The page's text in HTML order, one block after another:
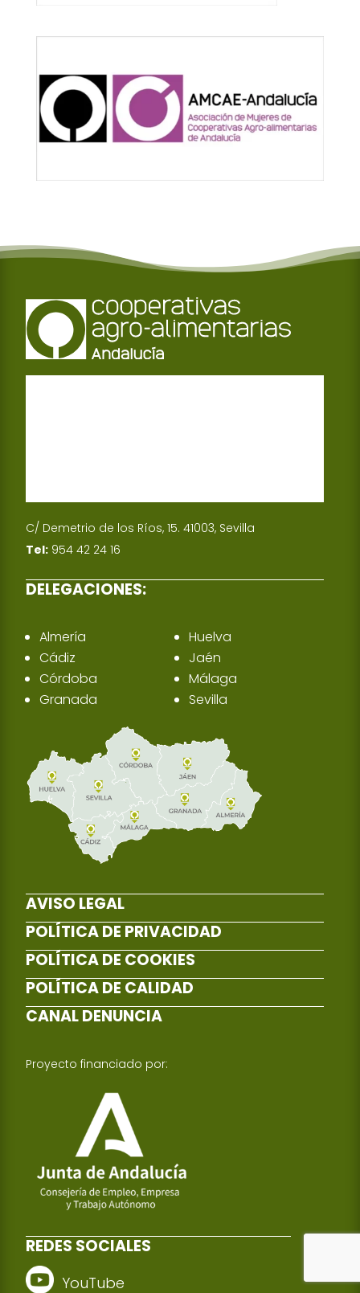
C/ Demetrio de los Ríos, 15. 41003, Sevilla
Tel: 954 42 24 16
DELEGACIONES:
Almería
Cádiz
Córdoba
Granada
Huelva
Jaén
Málaga
Sevilla
AVISO LEGAL
POLÍTICA DE PRIVACIDAD
POLÍTICA DE COOKIES
POLÍTICA DE CALIDAD
CANAL DENUNCIA
Proyecto financiado por:
REDES SOCIALES
YouTube